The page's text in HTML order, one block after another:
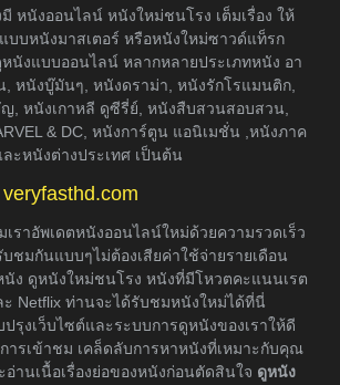
หนังออนไลน์ หนังใหม่ชนโรง เต็มเรื่อง ให้
บบหนังมาสเตอร์ หรือหนังใหม่ซาวด์แท็รก
นังแบบออนไลน์ หลากหลายประเภทหนัง อา
หนังบู๊มันๆ, หนังดราม่า, หนังรักโรแมนติก,
, หนังเกาหลี ดูซีรี่ย์, หนังสืบสวนสอบสวน,
& DC, หนังการ์ตูน แอนิเมชั่น ,หนังภาค
ะหนังต่างประเทศ เป็นต้น
เราอัพเดตหนังออนไลน์ใหม่ด้วยความรวดเร็ว
ชมกันแบบๆไม่ต้องเสียค่าใช้จ่ายรายเดือน
ง ดูหนังใหม่ชนโรง หนังที่มีโหวตคะแนนเรต
ะ Netflix ท่านจะได้รับชมหนังใหม่ได้ที่นี่
ปรุงเว็บไซต์และระบบการดูหนังของเราให้ดี
ารเข้าชม เคล็ดลับการหาหนังที่เหมาะกับคุณ
านเนื้อเรื่องย่อของหนังก่อนตัดสินใจ ดูหนัง